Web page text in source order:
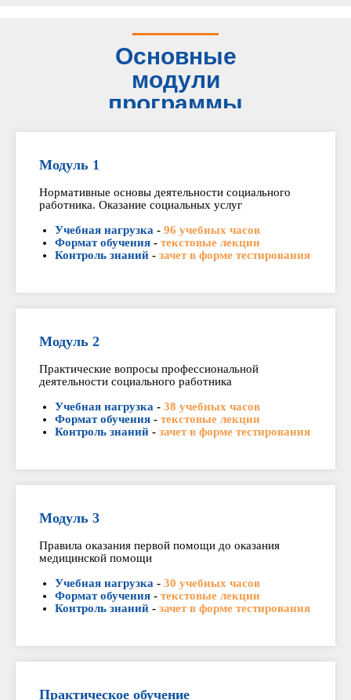
Основные
модули
программы
Модуль 1
Нормативные основы деятельности социального
работника. Оказание социальных услуг
Учебная нагрузка - 96 учебных часов
Формат обучения - текстовые лекции
Контроль знаний - зачет в форме тестирования
Модуль 2
Практические вопросы профессиональной
деятельности социального работника
Учебная нагрузка - 38 учебных часов
Формат обучения - текстовые лекции
Контроль знаний - зачет в форме тестирования
Модуль 3
Правила оказания первой помощи до оказания
медицинской помощи
Учебная нагрузка - 30 учебных часов
Формат обучения - текстовые лекции
Контроль знаний - зачет в форме тестирования
Практическое обучение